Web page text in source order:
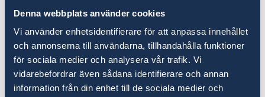
Denna webbplats använder cookies
Vi använder enhetsidentifierare för att anpassa innehållet
och annonserna till användarna, tillhandahålla funktioner
för sociala medier och analysera vår trafik. Vi
vidarebefordrar även sådana identifierare och annan
information från din enhet till de sociala medier och
Svenska företag i utlandet
Anmäla handelshinder
Utrikesdepartementet avråder från alla
resor inom ett avstånd av 20 kilometer
från gränsen till Thailand. Beslut
fattades den 28 maj 2026 och gäller
tills vidare.